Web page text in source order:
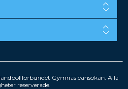
Gymnasieansökan. Alla
reserverade.